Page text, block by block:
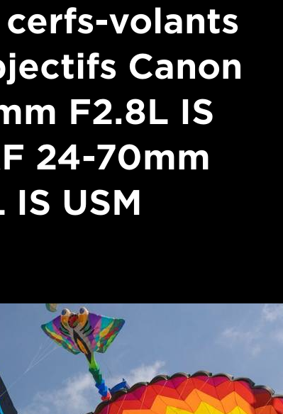
volants
Canon
F2.8L IS
24-70mm
IS USM